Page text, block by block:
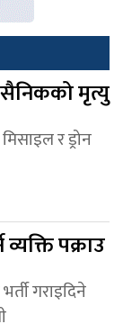
मृत्यु
र ड्रोन
पक्राउ
गराइदिने